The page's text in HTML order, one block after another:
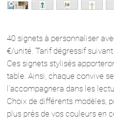
40 signets à personnaliser
€/unité. Tarif dégressif
Ces signets stylisés
table. Ainsi, chaque convive
l'accompagnera dans les
Choix de différents modèles,
plus près de vos couleurs en